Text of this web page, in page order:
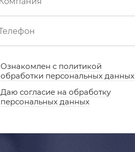
Ознакомлен с политикой
обработки персональных данных
Даю согласие на обработку
персональных данных